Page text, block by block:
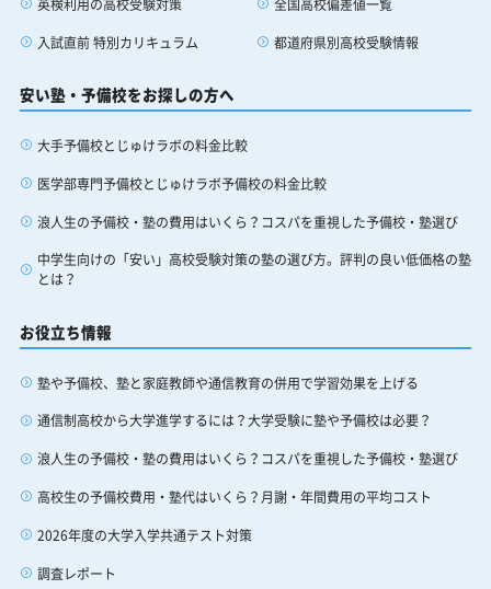
英検利用の高校受験対策
入試直前 特別カリキュラム
全国高校偏差値一覧
都道府県別高校受験情報
安い塾・予備校をお探しの方へ
大手予備校とじゅけラボの料金比較
医学部専門予備校とじゅけラボ予備校の料金比較
浪人生の予備校・塾の費用はいくら？コスパを重視した予備校・塾選び
中学生向けの「安い」高校受験対策の塾の選び方。評判の良い低価格の塾
とは？
お役立ち情報
塾や予備校、塾と家庭教師や通信教育の併用で学習効果を上げる
通信制高校から大学進学するには？大学受験に塾や予備校は必要？
浪人生の予備校・塾の費用はいくら？コスパを重視した予備校・塾選び
高校生の予備校費用・塾代はいくら？月謝・年間費用の平均コスト
2026年度の大学入学共通テスト対策
調査レポート